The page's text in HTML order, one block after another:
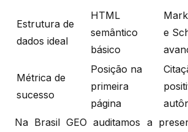
Estrutura de
dados ideal
HTML
semântico
básico
e
Métrica de
sucesso
Posição na
primeira
página
Na Brasil GEO auditamos a